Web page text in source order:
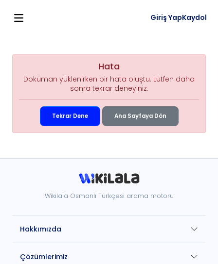
Giriş YapKaydol
Hata
Doküman yüklenirken bir hata oluştu. Lütfen daha
sonra tekrar deneyiniz.
Tekrar Dene Ana Sayfaya Dön
Wikilala Osmanlı Türkçesi arama motoru
Hakkımızda
Çözümlerimiz